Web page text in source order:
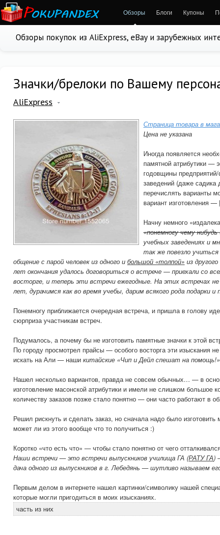
Обзоры Блоги Купоны
Обзоры покупок из AliExpress, eBay и зарубежных
Значки/брелоки по Вашему
AliExpress
Страница товара в
Цена не указана
Иногда появляется
памятной атрибутики —
годовщины
заведений (даже садика
перечислять варианты
вариант изготовления —
Начну немного
«понемногу чему нибудь
учебных заведениях и
так же повезло
общение с парой человек из одного и большой «толпой» из
лет окончания удалось договориться о встрече — приехали со
восторге, и теперь эти встречи ежегодные. На этих встречах
лет, дурачимся как во время учебы, дарим всякого рода подарки и
Понемногу приближается очередная встреча, и пришла в голову
сюрприза участникам встреч.
Подумалось, а почему бы не изготовить памятные значки к этой
По городу просмотрел прайсы — особого восторга эти изыскания
искать на Али — наши китайские «Чип и Дейл спешат на
Нашел несколько вариантов, правда не совсем обычных… — в
изготовление масонской атрибутики и имели не слишком большое
количеству заказов позже стало понятно — они часто работают в
Решил рискнуть и сделать заказ, но сначала надо было изготовить
может ли из этого вообще что то получиться :)
Коротко «что есть что» — чтобы стало понятно от чего
Наши встречи — это встречи выпускников училища ГА (РАТУ ГА)
дача одного из выпускников в г. Лебедянь — шутливо называем
Первым делом в интернете нашел картинки/символику нашей
которые могли пригодиться в моих изысканиях.
часть из них